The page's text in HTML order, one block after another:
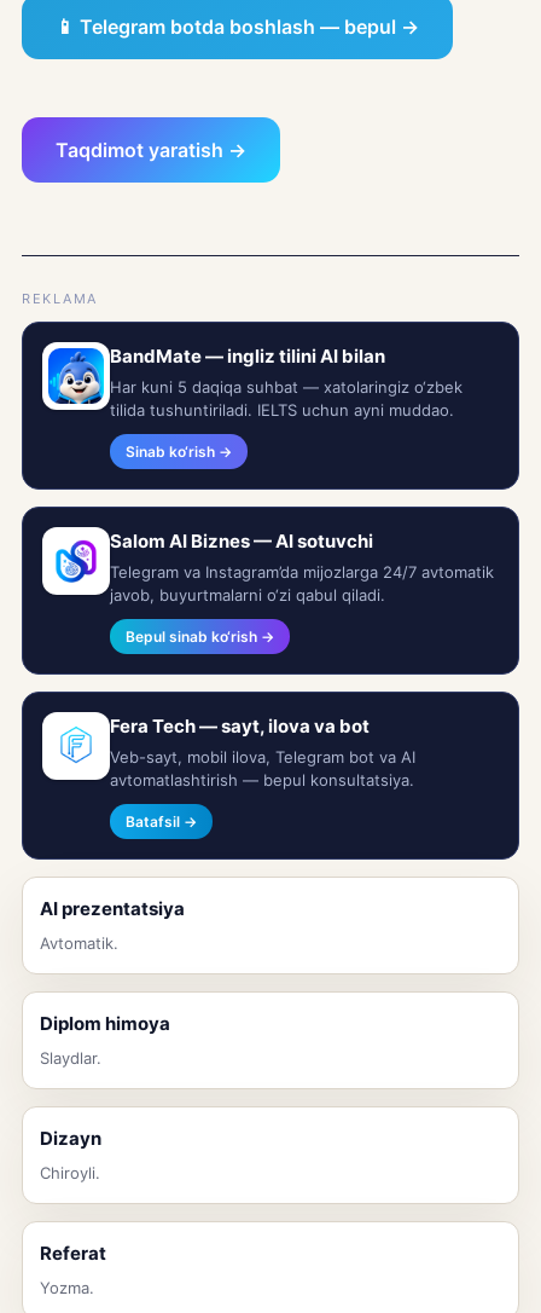
📱 Telegram botda boshlash — bepul →
Taqdimot yaratish →
REKLAMA
BandMate — ingliz tilini AI bilan
Har kuni 5 daqiqa suhbat — xatolaringiz o‘zbek
tilida tushuntiriladi. IELTS uchun ayni muddao.
Sinab ko‘rish →
Salom AI Biznes — AI sotuvchi
Telegram va Instagram’da mijozlarga 24/7 avtomatik
javob, buyurtmalarni o‘zi qabul qiladi.
Bepul sinab ko‘rish →
Fera Tech — sayt, ilova va bot
Veb-sayt, mobil ilova, Telegram bot va AI
avtomatlashtirish — bepul konsultatsiya.
Batafsil →
AI prezentatsiya
Avtomatik.
Diplom himoya
Slaydlar.
Dizayn
Chiroyli.
Referat
Yozma.